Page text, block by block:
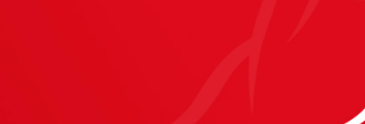
La intuición
Preguntas